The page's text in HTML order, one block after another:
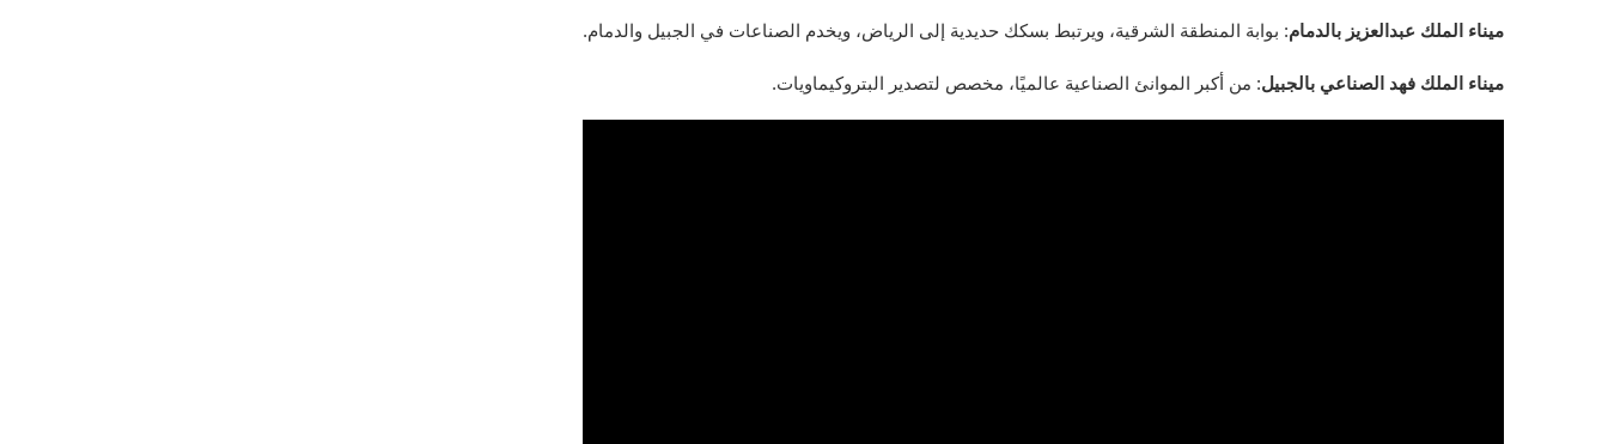
ميناء الملك عبدالعزيز بالدمام: بوابة المنطقة الشرقية، ويرتبط بسكك حديدية إلى الرياض، ويخدم الصناعات في الجبيل والدمام.
ميناء الملك فهد الصناعي بالجبيل: من أكبر الموانئ الصناعية عالميًا، مخصص لتصدير البتروكيماويات.